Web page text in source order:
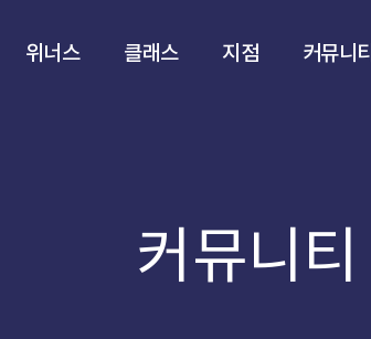
위너스 클래스 지점 커뮤니티
커뮤니티